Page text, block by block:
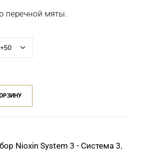
перечной мяты.
Nioxin System 3 - Система 3,